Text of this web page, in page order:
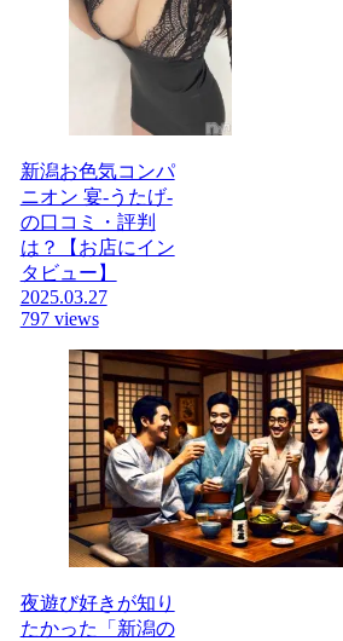
新潟お色気コンパ
ニオン 宴-うたげ-
の口コミ・評判
は？【お店にイン
タビュー】
2025.03.27
797 views
夜遊び好きが知り
たかった「新潟の